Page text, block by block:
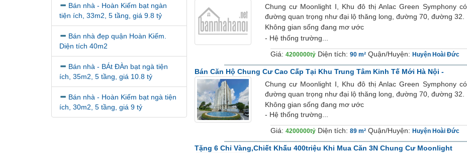
Bán nhà - Hoàn Kiếm bạt ngàn
tiện ích, 33m2, 5 tầng, giá 9.8 tỷ
Bán nhà đẹp quận Hoàn Kiếm.
Diện tích 40m2
Bán nhà - BÁt ĐÀn bạt ngà tiện
ích, 35m2, 5 tầng, giá 10.8 tỷ
Bán nhà - Hoàn Kiếm bạt ngà tiện
ích, 30m2, 5 tầng, giá 9 tỷ
Chung cư Moonlight I, Khu đô thị Anlac Green Symphony
đường quan trọng như đại lộ thăng long, đường 70, đường 32.
Không gian sống đang mơ ước
- Hệ thống trường...
Giá: 4200000tỷ Diện tích: 90 m² Quận/Huyện: Huyện Hoài Đức
Bán Căn Hộ Chung Cư Cao Cấp Tại Khu Trung Tâm Kinh Tế Mới Hà Nội -
Chung cư Moonlight I, Khu đô thị Anlac Green Symphony
đường quan trọng như đại lộ thăng long, đường 70, đường 32.
Không gian sống đang mơ ước
- Hệ thống trường...
Giá: 4200000tỷ Diện tích: 89 m² Quận/Huyện: Huyện Hoài Đức
Tặng 6 Chỉ Vàng,chiết Khấu 400triệu Khi Mua Căn 3N Chung Cư Moonlight